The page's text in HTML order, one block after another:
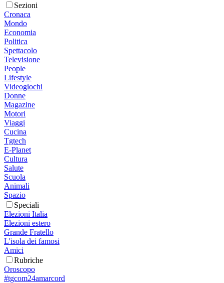
Sezioni
Cronaca
Mondo
Economia
Politica
Spettacolo
Televisione
People
Lifestyle
Videogiochi
Donne
Magazine
Motori
Viaggi
Cucina
Tgtech
E-Planet
Cultura
Salute
Scuola
Animali
Spazio
Speciali
Elezioni Italia
Elezioni estero
Grande Fratello
L'isola dei famosi
Amici
Rubriche
Oroscopo
#tgcom24amarcord